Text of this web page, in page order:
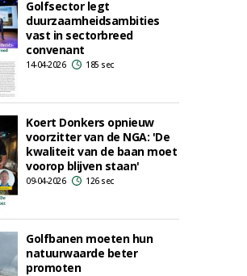
Golfsector legt
duurzaamheidsambities
vast in sectorbreed
convenant
14-04-2026 185 sec
Koert Donkers opnieuw
voorzitter van de NGA: 'De
kwaliteit van de baan moet
voorop blijven staan'
09-04-2026 126 sec
Golfbanen moeten hun
natuurwaarde beter
promoten